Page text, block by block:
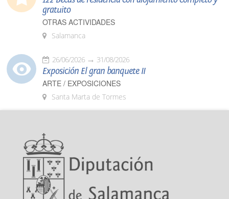
gratuito
OTRAS ACTIVIDADES
Salamanca
26/06/2026 31/08/2026
Exposición El gran banquete II
ARTE / EXPOSICIONES
Santa Marta de Tormes